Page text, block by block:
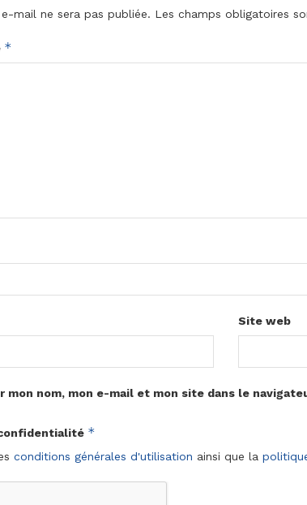
mail ne sera pas publiée. Les champs obligatoires
*
Site web
mon nom, mon e-mail et mon site dans le
*
conditions générales d'utilisation ainsi que la